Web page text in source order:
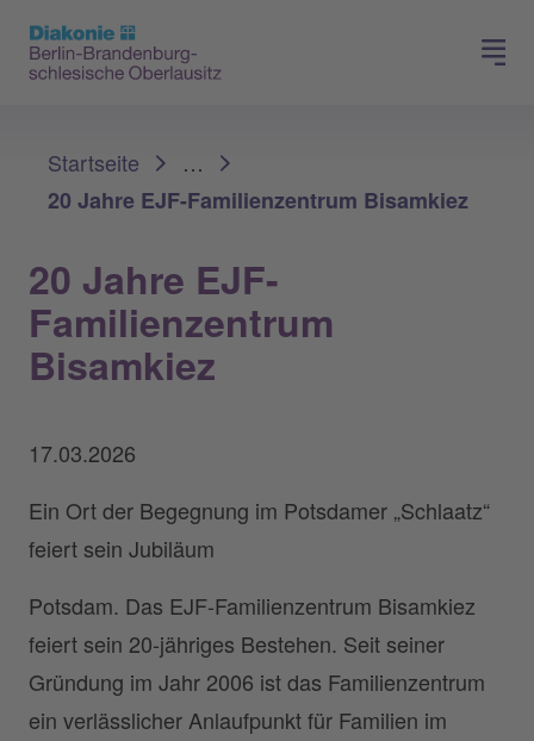
Presse
Startseite
…
20 Jahre EJF-Familienzentrum Bisamkiez
20 Jahre EJF-
Familienzentrum
Bisamkiez
17.03.2026
Ein Ort der Begegnung im Potsdamer „Schlaatz“
feiert sein Jubiläum
Potsdam. Das EJF-Familienzentrum Bisamkiez
feiert sein 20-jähriges Bestehen. Seit seiner
Gründung im Jahr 2006 ist das Familienzentrum
ein verlässlicher Anlaufpunkt für Familien im